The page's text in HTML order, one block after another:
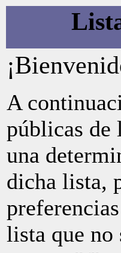
A
públicas de
una
dicha lista,
lista que no